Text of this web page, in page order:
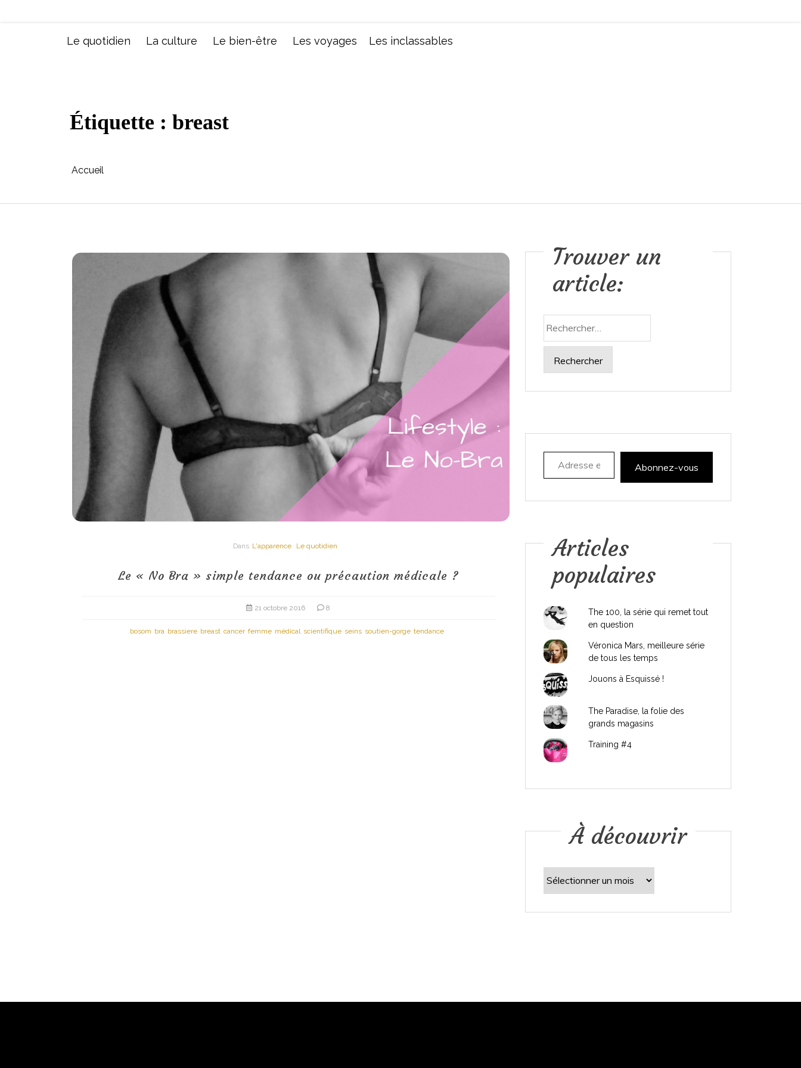
Le quotidien La culture Le bien-être Les voyages Les inclassables
Étiquette : breast
Accueil
Dans L'apparence Le quotidien
Le « No Bra » simple tendance ou précaution médicale ?
21 octobre 2016 8
bosom bra brassiere breast cancer femme médical scientifique seins soutien-gorge tendance
Trouver un
article:
Adresse e-mail
Abonnez-vous
Articles
populaires
The 100, la série qui remet tout
en question
Véronica Mars, meilleure série
de tous les temps
Jouons à Esquissé !
The Paradise, la folie des
grands magasins
Training #4
À découvrir
découvrir